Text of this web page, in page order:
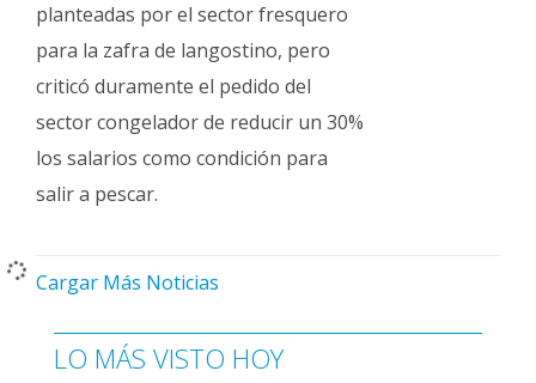
planteadas por el sector fresquero
para la zafra de langostino, pero
criticó duramente el pedido del
sector congelador de reducir un 30%
los salarios como condición para
salir a pescar.
Cargar Más Noticias
LO MÁS VISTO HOY